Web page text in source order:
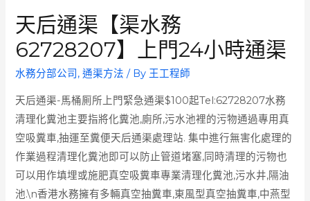
天后通渠【渠水務
62728207】上門24小時通渠
水務分部公司 ,通渠方法 / By 王工程師
天后通渠-馬桶厠所上門緊急通渠$100起Tel:62728207水務
清理化糞池主要指將化糞池,廁所,污水池裡的污物通過專用真
空吸糞車,抽運至糞便天后通渠處理站. 集中進行無害化處理的
作業過程清理化糞池即可以防止管道堵塞,同時清理的污物也
可以用作填埋或施肥真空吸糞車專業清理化糞池,污水井,隔油
池.\n香港水務擁有多輛真空抽糞車,東風型真空抽糞車,中燕型